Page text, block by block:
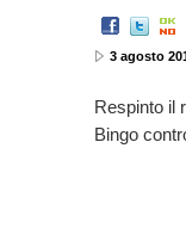
3 agosto
Respinto il
Bingo